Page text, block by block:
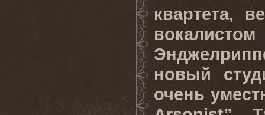
квартета,
новый
очень